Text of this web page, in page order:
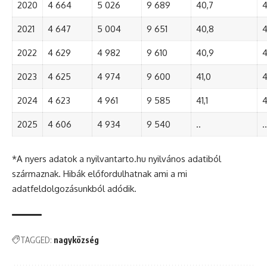
2020 4 664 5 026 9 689 40,7
2021 4 647 5 004 9 651 40,8
2022 4 629 4 982 9 610 40,9
2023 4 625 4 974 9 600 41,0
2024 4 623 4 961 9 585 41,1
2025 4 606 4 934 9 540 .. ..
*A nyers adatok a nyilvantarto.hu nyilvános adatiból
származnak. Hibák előfordulhatnak ami a mi
adatfeldolgozásunkból adódik.
TAGGED: nagyközség